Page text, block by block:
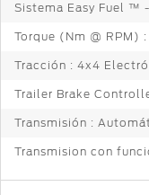
Sistema Easy Fuel ™
Torque (Nm @ RPM)
Tracción : 4x4
Trailer Brake
Transmisión :
Transmision con